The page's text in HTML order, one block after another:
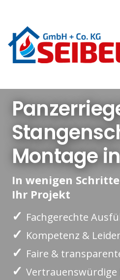
Montage
In wenigen
Ihr Projekt
✓ Fachgerechte
✓ Kompetenz &
✓ Faire &
✓ Vertrauenswürdige